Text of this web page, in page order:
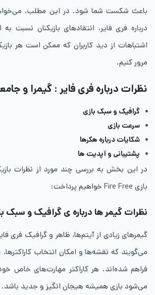
باعث شکست شما شود. در این مطلب،
درباره فری فایر، انتقادهای بازیکنان نسبت
اشتباهات از دید کاربران که ممکن است هر
مرور کنیم.
نظرات درباره فری فایر : گیمرا و
گرافیک و سبک بازی
سرعت بازی
شکایات درباره هکرها
پشتیبانی و آپدیت ها
در این بخش به بررسی چند مورد از نظرات
بازی Fire Free خواهیم پرداخت:
نظرات گیمر ها درباره ی گرافیک و سبک
گیمرهای زیادی از آیتم‌ها، ظاهر و گرافیک فری
می‌گویند که نقشه‌ها و امکان انتخاب
فراهم شده‌اند. هر کاراکتر مهارت‌های خاص
می‌شود بازی همیشه هیجان ‌انگیز و جدید باشد.